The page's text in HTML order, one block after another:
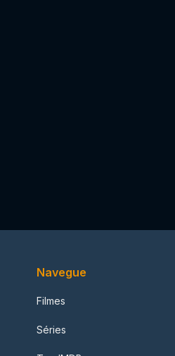
Navegue
Filmes
Séries